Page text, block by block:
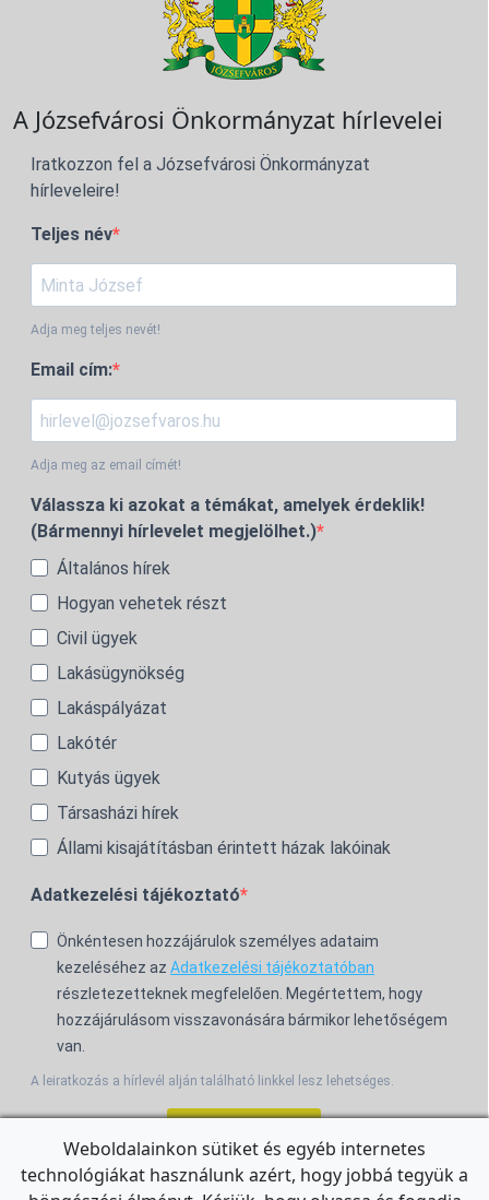
A Józsefvárosi Önkormányzat hírlevelei
Iratkozzon fel a Józsefvárosi Önkormányzat
hírleveleire!
Teljes név
Adja meg teljes nevét!
Email cím:
Adja meg az email címét!
Válassza ki azokat a témákat, amelyek érdeklik!
(Bármennyi hírlevelet megjelölhet.)
Általános hírek
Hogyan vehetek részt
Civil ügyek
Lakásügynökség
Lakáspályázat
Lakótér
Kutyás ügyek
Társasházi hírek
Állami kisajátításban érintett házak lakóinak
Adatkezelési tájékoztató
Önkéntesen hozzájárulok személyes adataim
kezeléséhez az Adatkezelési tájékoztatóban
részletezetteknek megfelelően. Megértettem, hogy
hozzájárulásom visszavonására bármikor lehetőségem
van.
A leiratkozás a hírlevél alján található linkkel lesz lehetséges.
For the English Newsletter, clickHERE.
Weboldalainkon sütiket és egyéb internetes
technológiákat használunk azért, hogy jobbá tegyük a